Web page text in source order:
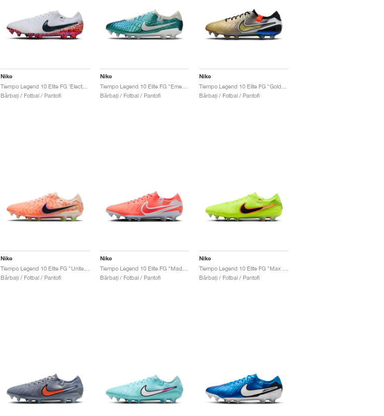
Nike
Tiempo Legend 10 Elite FG ‘Electric Pack’ "Safari"
Bărbați / Fotbal / Pantofi
Nike
Tiempo Legend 10 Elite FG "Emerald"
Bărbați / Fotbal / Pantofi
Nike
Bărbați / Fotbal / Pantofi
Nike
Tiempo Legend 10 Elite FG "United Pack"
Bărbați / Fotbal / Pantofi
Nike
Bărbați / Fotbal / Pantofi
Nike
Bărbați / Fotbal / Pantofi